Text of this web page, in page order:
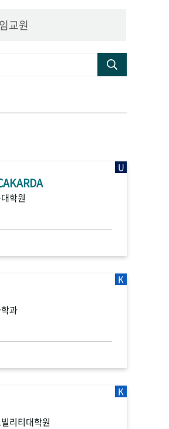
교원
학원
U
과
K
리티대학원
K